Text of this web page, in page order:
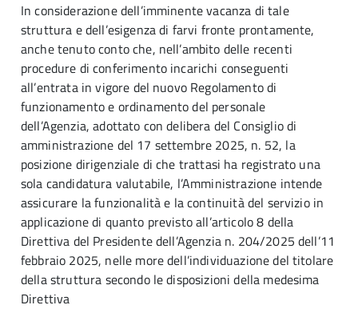
In considerazione dell’imminente vacanza di tale
struttura e dell’esigenza di farvi fronte prontamente,
anche tenuto conto che, nell’ambito delle recenti
procedure di conferimento incarichi conseguenti
all’entrata in vigore del nuovo Regolamento di
funzionamento e ordinamento del personale
dell’Agenzia, adottato con delibera del Consiglio di
amministrazione del 17 settembre 2025, n. 52, la
posizione dirigenziale di che trattasi ha registrato una
sola candidatura valutabile, l’Amministrazione intende
assicurare la funzionalità e la continuità del servizio in
applicazione di quanto previsto all’articolo 8 della
Direttiva del Presidente dell’Agenzia n. 204/2025 dell’11
febbraio 2025, nelle more dell’individuazione del titolare
della struttura secondo le disposizioni della medesima
Direttiva